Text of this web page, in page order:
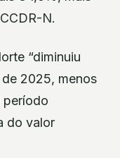
N.
“diminuiu
2025, menos
período
do valor